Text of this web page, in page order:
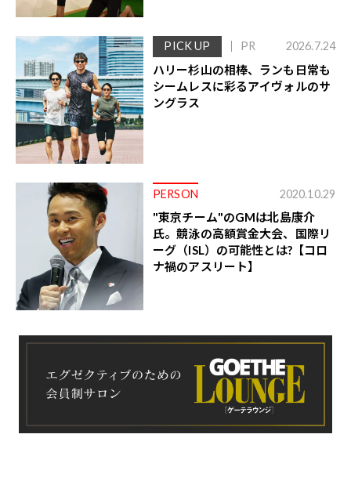
PICK UP PR 2026.7.24
ハリー杉山の相棒、ランも日常も
シームレスに彩るアイヴォルのサ
ングラス
PERSON 2020.10.29
"東京チーム"のGMは北島康介
氏。競泳の高額賞金大会、国際リ
ーグ（ISL）の可能性とは?【コロ
ナ禍のアスリート】